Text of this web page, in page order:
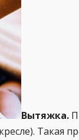
Вытяжка.